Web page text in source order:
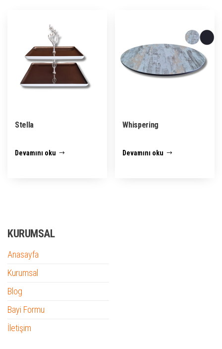
Stella
Devamını oku
Whispering
Devamını oku
KURUMSAL
Anasayfa
Kurumsal
Blog
Bayi Formu
İletişim